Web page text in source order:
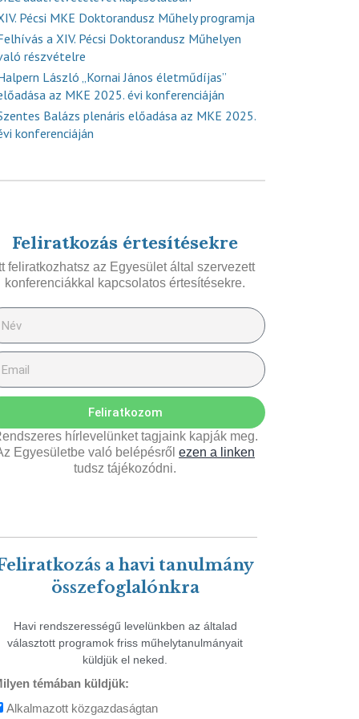
Pécsi MKE Doktorandusz Műhely programja
a XIV. Pécsi Doktorandusz Műhelyen
részvételre
László „Kornai János életműdíjas”
az MKE 2025. évi konferenciáján
Balázs plenáris előadása az MKE 2025.
konferenciáján
Feliratkozás értesítésekre
feliratkozhatsz az Egyesület által szervezett
konferenciákkal kapcsolatos értesítésekre.
Feliratkozom
hírlevelünket tagjaink kapják meg.
Egyesületbe való belépésről ezen a linken
tudsz tájékozódni.
a havi tanulmány
összefoglalónkra
Havi rendszerességű levelünkben az általad
választott programok friss műhelytanulmányait
küldjük el neked.
témában küldjük:
Alkalmazott közgazdaságtan